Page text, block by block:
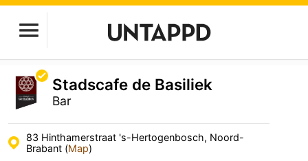
Stadscafe de Basiliek
Bar
83 Hinthamerstraat 's-Hertogenbosch, Noord-
Brabant (Map)